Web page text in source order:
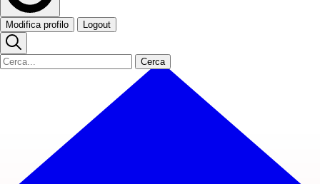
Modifica profilo Logout
Cerca